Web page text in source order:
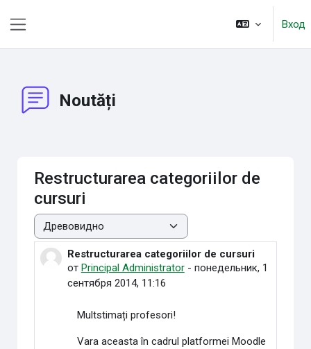
Вход
Noutăți
Restructurarea categoriilor de
cursuri
Режим отображения
Restructurarea categoriilor de cursuri
от Principal Administrator- понедельник, 1
сентября 2014, 11:16
Количество ответов: 0
Multstimați profesori!
Vara aceasta în cadrul platformei Moodle